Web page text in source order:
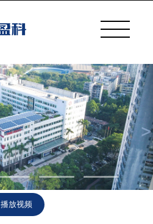
播放视频